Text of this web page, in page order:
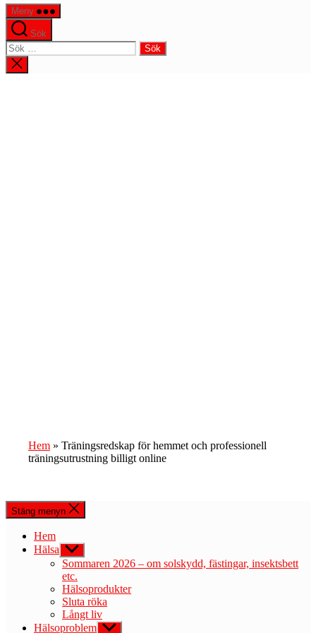
Meny
Sök
Sök
efter:
Stäng
sökningen
Hem » Träningsredskap för hemmet och professionell
träningsutrustning billigt online
Stäng menyn
Hem
Hälsa Visa
undermeny
Sommaren 2026 – om solskydd, fästingar, insektsbett
etc.
Hälsoprodukter
Sluta röka
Långt liv
Hälsoproblem Visa